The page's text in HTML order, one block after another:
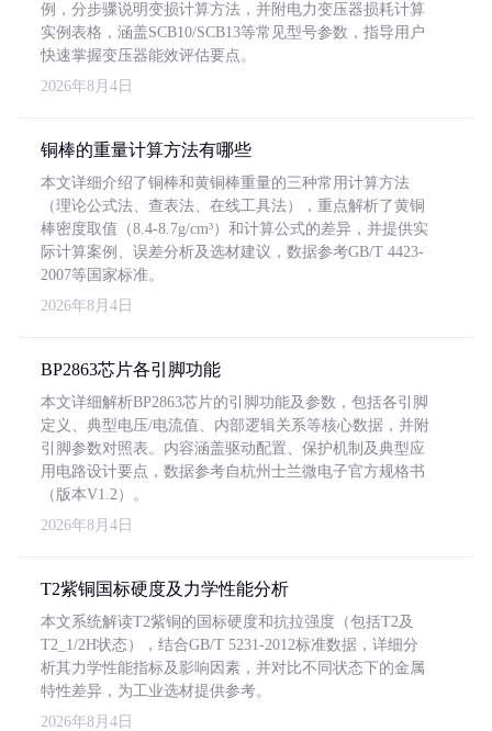
例，分步骤说明变损计算方法，并附电力变压器损耗计算
实例表格，涵盖SCB10/SCB13等常见型号参数，指导用户
快速掌握变压器能效评估要点。
2026年8月4日
铜棒的重量计算方法有哪些
本文详细介绍了铜棒和黄铜棒重量的三种常用计算方法
（理论公式法、查表法、在线工具法），重点解析了黄铜
棒密度取值（8.4-8.7g/cm³）和计算公式的差异，并提供实
际计算案例、误差分析及选材建议，数据参考GB/T 4423-
2007等国家标准。
2026年8月4日
BP2863芯片各引脚功能
本文详细解析BP2863芯片的引脚功能及参数，包括各引脚
定义、典型电压/电流值、内部逻辑关系等核心数据，并附
引脚参数对照表。内容涵盖驱动配置、保护机制及典型应
用电路设计要点，数据参考自杭州士兰微电子官方规格书
（版本V1.2）。
2026年8月4日
T2紫铜国标硬度及力学性能分析
本文系统解读T2紫铜的国标硬度和抗拉强度（包括T2及
T2_1/2H状态），结合GB/T 5231-2012标准数据，详细分
析其力学性能指标及影响因素，并对比不同状态下的金属
特性差异，为工业选材提供参考。
2026年8月4日